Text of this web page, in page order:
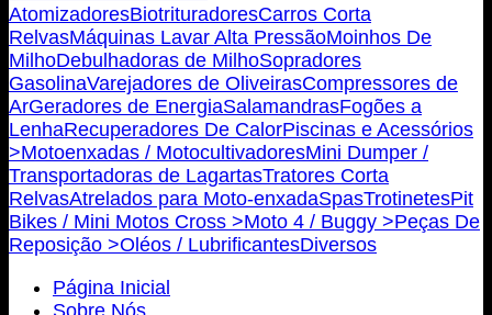
AtomizadoresBiotrituradoresCarros Corta
RelvasMáquinas Lavar Alta PressãoMoinhos De
MilhoDebulhadoras de MilhoSopradores
GasolinaVarejadores de OliveirasCompressores de
ArGeradores de EnergiaSalamandrasFogões a
LenhaRecuperadores De CalorPiscinas e Acessórios
>Motoenxadas / MotocultivadoresMini Dumper /
Transportadoras de LagartasTratores Corta
RelvasAtrelados para Moto-enxadaSpasTrotinetesPit
Bikes / Mini Motos Cross >Moto 4 / Buggy >Peças De
Reposição >Oléos / LubrificantesDiversos
Página Inicial
Sobre Nós